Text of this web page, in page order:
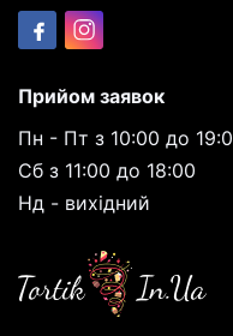
Прийом заявок
Пн - Пт з 10:00 до
Сб з 11:00 до 18:00
Нд - вихідний